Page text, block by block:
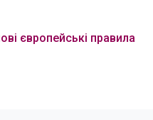
європейські правила